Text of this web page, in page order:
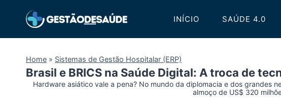
INÍCIO SAÚDE 4.0
Home » Sistemas de Gestão Hospitalar (ERP)
Brasil e BRICS na Saúde Digital: A troca de
Hardware asiático vale a pena? No mundo da diplomacia e dos grandes
almoço de US$ 320